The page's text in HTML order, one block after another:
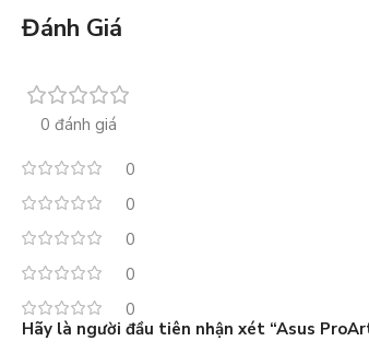
Đánh Giá
0 đánh giá
0
0
0
0
0
Hãy là người đầu tiên nhận xét “Asus